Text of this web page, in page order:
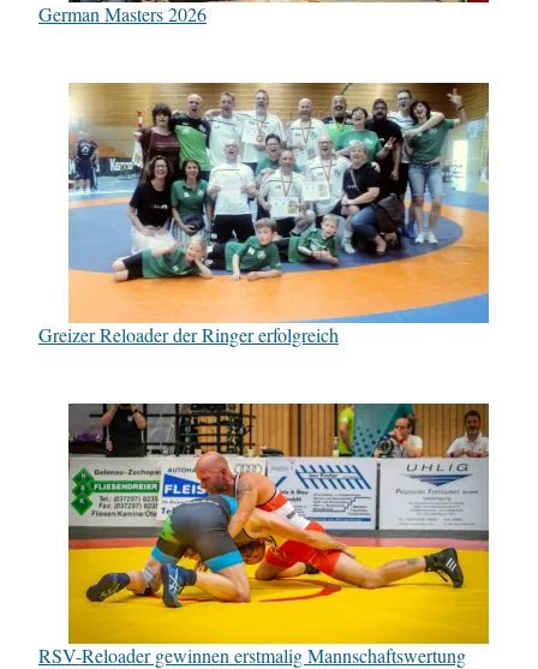
German Masters 2026
Greizer Reloader der Ringer erfolgreich
RSV-Reloader gewinnen erstmalig Mannschaftswertung